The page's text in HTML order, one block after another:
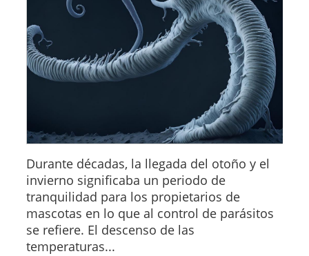
Durante décadas, la llegada del otoño y el
invierno significaba un periodo de
tranquilidad para los propietarios de
mascotas en lo que al control de parásitos
se refiere. El descenso de las
temperaturas...